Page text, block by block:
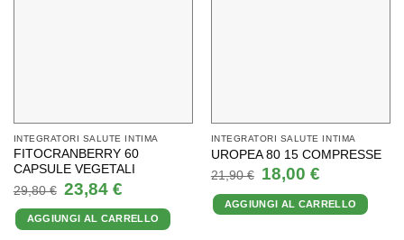
INTEGRATORI SALUTE INTIMA
FITOCRANBERRY 60
CAPSULE VEGETALI
29,80€
Il
prezzo
originale
era:
29,80 €.
23,84 €Il
prezzo
attuale
è:
23,84 €.
AGGIUNGI AL CARRELLO
INTEGRATORI SALUTE INTIMA
UROPEA 80 15 COMPRESSE
21,90€
Il
prezzo
originale
era:
21,90 €.
18,00 €Il
prezzo
attuale
è:
18,00 €.
AGGIUNGI AL CARRELLO